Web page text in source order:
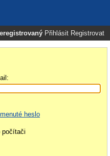
Přihlásit Registrovat
heslo
počítači